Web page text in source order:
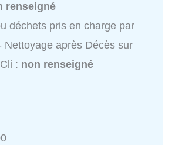
renseigné
déchets pris en charge par
Nettoyage après Décès sur
: non renseigné